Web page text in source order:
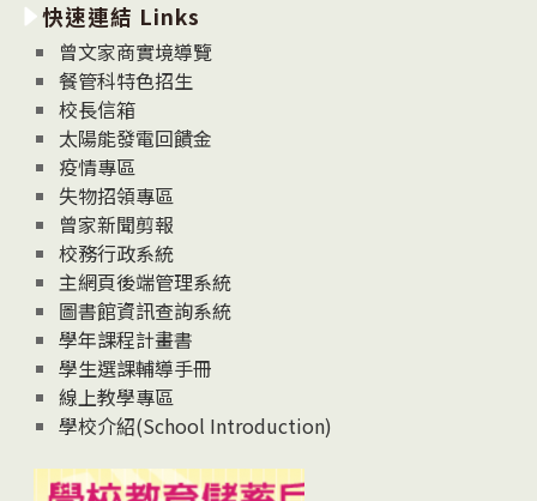
消
息
News
快速連結 Links
曾文家商實境導覽
餐管科特色招生
校長信箱
太陽能發電回饋金
疫情專區
失物招領專區
曾家新聞剪報
校務行政系統
主網頁後端管理系統
圖書館資訊查詢系統
學年課程計畫書
學生選課輔導手冊
線上教學專區
學校介紹(School Introduction)